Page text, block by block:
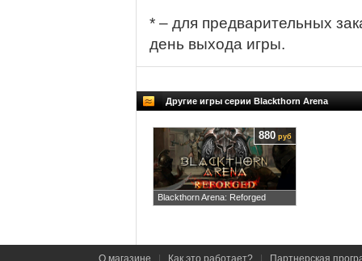
* – для предварительных
день выхода игры.
Другие игры серии Blackthorn Arena
Blackthorn Arena: Reforged
880 руб